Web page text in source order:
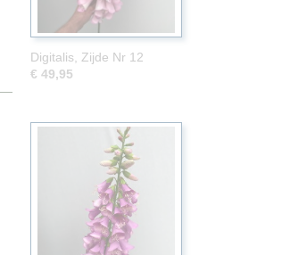
Digitalis, Zijde Nr 12
€ 49,95